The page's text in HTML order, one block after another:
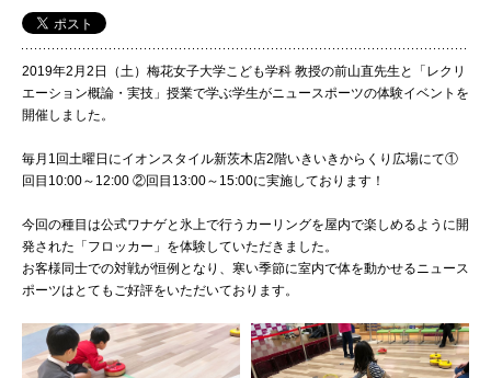
代表
072-643-6221
入試広報部
072-643-6566
2019年2月2日（土）梅花女子大学こども学科 教授の前山直先生と「レクリ
エーション概論・実技」授業で学ぶ学生がニュースポーツの体験イベントを
開催しました。
毎月1回土曜日にイオンスタイル新茨木店2階いきいきからくり広場にて①
回目10:00～12:00 ②回目13:00～15:00に実施しております！
今回の種目は公式ワナゲと氷上で行うカーリングを屋内で楽しめるように開
発された「フロッカー」を体験していただきました。
お客様同士での対戦が恒例となり、寒い季節に室内で体を動かせるニュース
ポーツはとてもご好評をいただいております。
PHOTO